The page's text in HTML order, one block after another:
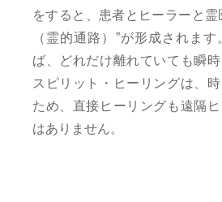
をすると、患者とヒーラーと
（霊的通路）”が形成されま
ば、どれだけ離れていても瞬
スピリット・ヒーリングは、
ため、直接ヒーリングも遠隔
はありません。